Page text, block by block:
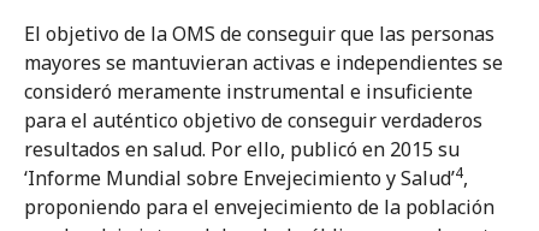
El objetivo de la OMS de conseguir que las personas
mayores se mantuvieran activas e independientes se
consideró meramente instrumental e insuficiente
para el auténtico objetivo de conseguir verdaderos
resultados en salud. Por ello, publicó en 2015 su
‘Informe Mundial sobre Envejecimiento y Salud’4,
proponiendo para el envejecimiento de la población